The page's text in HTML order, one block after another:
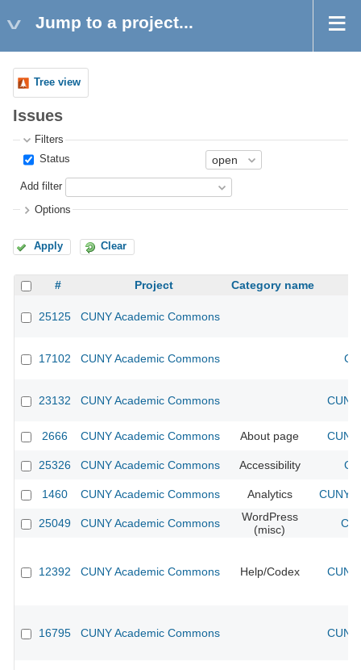
Jump to a project...
Tree view
Issues
Filters
Status
Add filter
Options
Apply Clear
# Project Category name
25125 CUNY Academic Commons
17102 CUNY Academic Commons
23132 CUNY Academic Commons
2666 CUNY Academic Commons About page
25326 CUNY Academic Commons Accessibility
1460 CUNY Academic Commons Analytics CUNY
25049 CUNY Academic Commons
WordPress
(misc)
12392 CUNY Academic Commons Help/Codex
16795 CUNY Academic Commons